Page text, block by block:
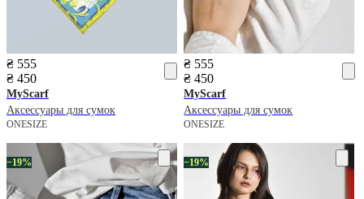
₴ 555
₴ 450
MyScarf
Аксессуары для сумок
ONESIZE
₴ 555
₴ 450
MyScarf
Аксессуары для сумок
ONESIZE
−19% −19%